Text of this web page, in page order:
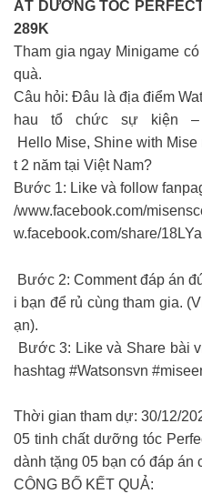
ẤT DƯỠNG TÓC
289K
Tham gia ngay Minigame
quà.
Câu hỏi: Đâu là địa điểm
hau tổ chức sự kiện
Hello Mise, Shine with
t 2 năm tại Việt Nam?
Bước 1: Like và follow
/www.facebook.com/
w.facebook.com/share/
Bước 2: Comment đáp án
i bạn để rủ cùng tham gia.
ạn).
Bước 3: Like và Share bài
hashtag #Watsonsvn
Thời gian tham dự: 30/12/
05 tinh chất dưỡng tóc
dành tặng 05 bạn có đáp án
CÔNG BỐ KẾT QUẢ: